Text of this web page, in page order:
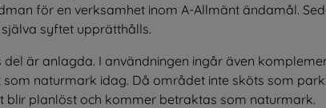
för en verksamhet inom A-Allmänt ändamål.
syftet upprätthålls.
är anlagda. I användningen ingår även
naturmark idag. Då området inte sköts som
planlöst och kommer betraktas som naturmark.